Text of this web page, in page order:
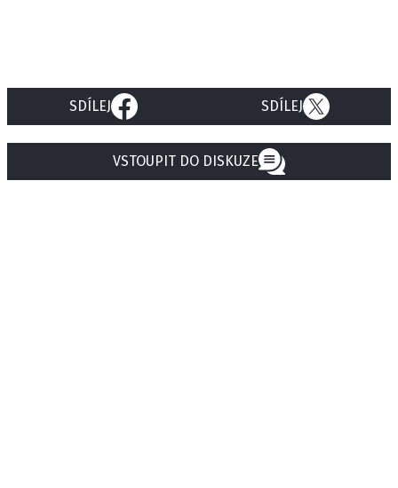
SDÍLEJ SDÍLEJ
VSTOUPIT DO DISKUZE